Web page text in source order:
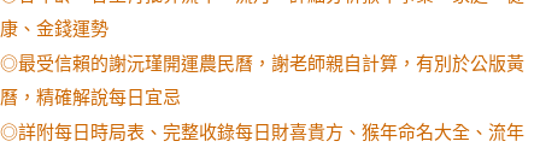
康、金錢運勢
◎最受信賴的謝沅瑾開運農民曆，謝老師親自計算，有別於公版黃
曆，精確解說每日宜忌
◎詳附每日時局表、完整收錄每日財喜貴方、猴年命名大全、流年